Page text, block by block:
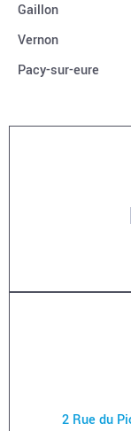
Gaillon
Vernon
Pacy-sur-eure
2 Rue du